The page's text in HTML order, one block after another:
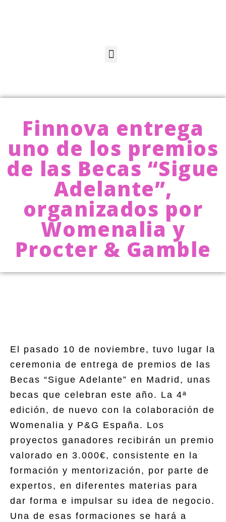
Finnova entrega
uno de los premios
de las Becas “Sigue
Adelante”,
organizados por
Womenalia y
Procter & Gamble
El pasado 10 de noviembre, tuvo lugar la
ceremonia de entrega de premios de las
Becas “Sigue Adelante” en Madrid, unas
becas que celebran este año. La 4ª
edición, de nuevo con la colaboración de
Womenalia y P&G España. Los
proyectos ganadores recibirán un premio
valorado en 3.000€, consistente en la
formación y mentorización, por parte de
expertos, en diferentes materias para
dar forma e impulsar su idea de negocio.
Una de esas formaciones se hará a